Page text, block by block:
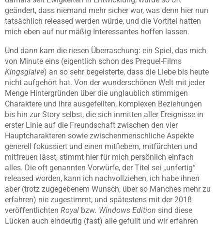
geändert, dass niemand mehr sicher war, was denn hier nun
tatsächlich released werden würde, und die Vortitel hatten
mich eben auf nur mäßig Interessantes hoffen lassen.
Und dann kam die riesen Überraschung: ein Spiel, das mich
von Minute eins (eigentlich schon des Prequel-Films
Kingsglaive) an so sehr begeisterte, dass die Liebe bis heute
nicht aufgehört hat. Von der wunderschönen Welt mit jeder
Menge Hintergründen über die unglaublich stimmigen
Charaktere und ihre ausgefeilten, komplexen Beziehungen
bis hin zur Story selbst, die sich inmitten aller Ereignisse in
erster Linie auf die Freundschaft zwischen den vier
Hauptcharakteren sowie zwischenmenschliche Aspekte
generell fokussiert und einen mitfiebern, mitfürchten und
mitfreuen lässt, stimmt hier für mich persönlich einfach
alles. Die oft genannten Vorwürfe, der Titel sei „unfertig“
released worden, kann ich nachvollziehen, ich habe ihnen
aber (trotz zugegebenem Wunsch, über so Manches mehr zu
erfahren) nie zugestimmt, und spätestens mit der 2018
veröffentlichten Royal bzw. Windows Edition sind diese
Lücken auch eindeutig (fast) alle gefüllt und wir erfahren